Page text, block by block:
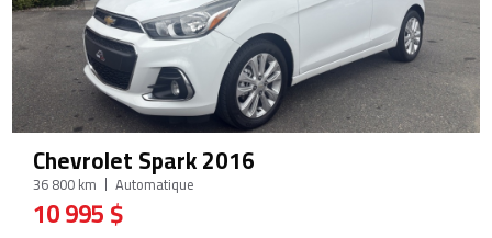
Chevrolet Spark 2016
36 800 km Automatique
10 995 $